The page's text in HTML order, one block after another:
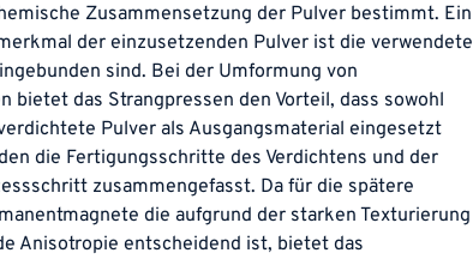
Zusammensetzung der Pulver bestimmt. Ein
der einzusetzenden Pulver ist die verwendete
sind. Bei der Umformung von
bietet das Strangpressen den Vorteil, dass sowohl
Pulver als Ausgangsmaterial eingesetzt
die Fertigungsschritte des Verdichtens und der
zusammengefasst. Da für die spätere
die aufgrund der starken Texturierung
Anisotropie entscheidend ist, bietet das